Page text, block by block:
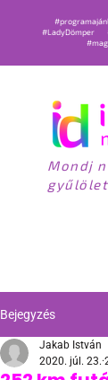
#LadyDömper
Mondj
Bejegyzés
Jakab István
2020. júl. 23.